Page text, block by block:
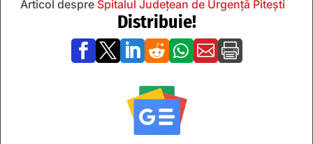
Articol despre Spitalul Județean de Urgență Pitești
Distribuie!
      